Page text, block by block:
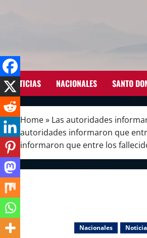
NOTICIAS NACIONALES SANTO
Home» Las autoridades
autoridades informaron que
informaron que entre los
Nacionales